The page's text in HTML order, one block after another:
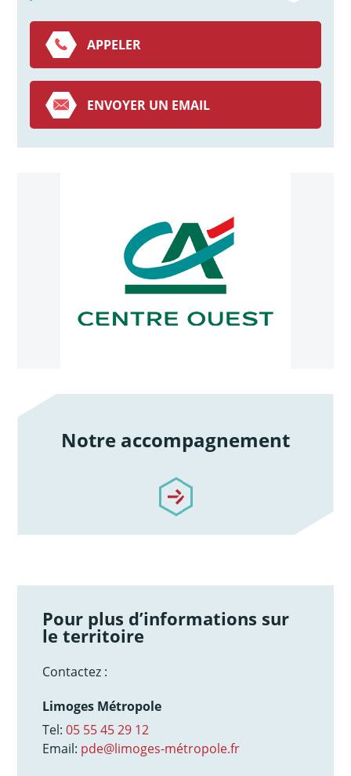
APPELER
ENVOYER UN EMAIL
Notre accompagnement
/notre-accompagnement
Pour plus d’informations sur
le territoire
Contactez :
Limoges Métropole
Tel:05 55 45 29 12
Email: pde@limoges-métropole.fr